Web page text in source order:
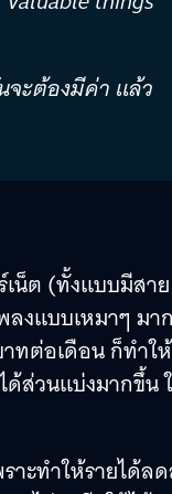
ะต้องมีค่า แล้ว
เน็ต (ทั้งแบบมีสาย
งแบบเหมาๆ มาก
ทต่อเดือน ก็ทำให้
ด้ส่วนแบ่งมากขึ้น
าะทำให้รายได้ล